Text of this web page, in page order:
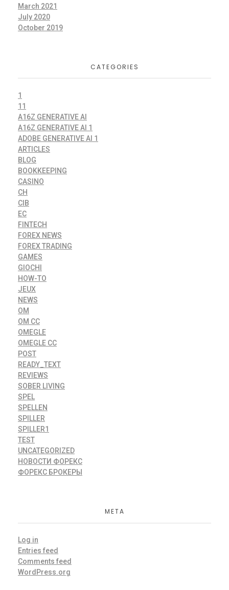
March 2021
July 2020
October 2019
CATEGORIES
1
11
A16Z GENERATIVE AI
A16Z GENERATIVE AI 1
ADOBE GENERATIVE AI 1
ARTICLES
BLOG
BOOKKEEPING
CASINO
CH
CIB
EC
FINTECH
FOREX NEWS
FOREX TRADING
GAMES
GIOCHI
HOW-TO
JEUX
NEWS
OM
OM CC
OMEGLE
OMEGLE CC
POST
READY_TEXT
REVIEWS
SOBER LIVING
SPEL
SPELLEN
SPILLER
SPILLER1
TEST
UNCATEGORIZED
НОВОСТИ ФОРЕКС
ФОРЕКС БРОКЕРЫ
META
Log in
Entries feed
Comments feed
WordPress.org